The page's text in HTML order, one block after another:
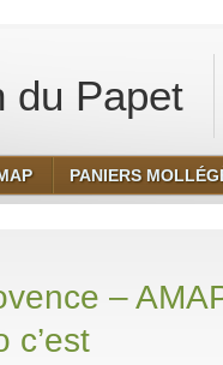
du Papet
PANIERS
–
c’est